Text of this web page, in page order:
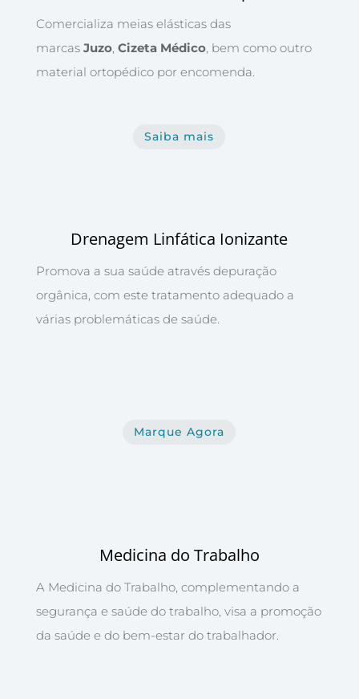
Comercializa meias elásticas das
marcas Juzo, Cizeta Médico, bem como outro
material ortopédico por encomenda.
Saiba mais
Drenagem Linfática Ionizante
Promova a sua saúde através depuração
orgânica, com este tratamento adequado a
várias problemáticas de saúde.
Marque Agora
Medicina do Trabalho
A Medicina do Trabalho, complementando a
segurança e saúde do trabalho, visa a promoção
da saúde e do bem-estar do trabalhador.